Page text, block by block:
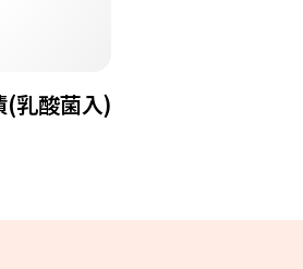
(乳酸菌入)